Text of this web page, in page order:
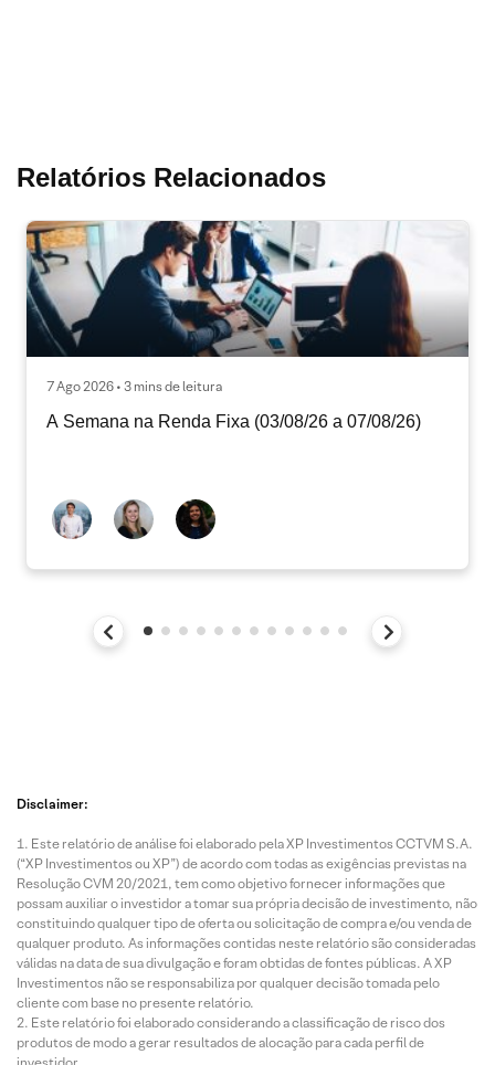
Relatórios Relacionados
7 Ago 2026 • 3 mins de leitura
A Semana na Renda Fixa (03/08/26 a 07/08/26)
Disclaimer:
Este relatório de análise foi elaborado pela XP Investimentos CCTVM S.A.
(“XP Investimentos ou XP”) de acordo com todas as exigências previstas na
Resolução CVM 20/2021, tem como objetivo fornecer informações que
possam auxiliar o investidor a tomar sua própria decisão de investimento, não
constituindo qualquer tipo de oferta ou solicitação de compra e/ou venda de
qualquer produto. As informações contidas neste relatório são consideradas
válidas na data de sua divulgação e foram obtidas de fontes públicas. A XP
Investimentos não se responsabiliza por qualquer decisão tomada pelo
cliente com base no presente relatório.
Este relatório foi elaborado considerando a classificação de risco dos
produtos de modo a gerar resultados de alocação para cada perfil de